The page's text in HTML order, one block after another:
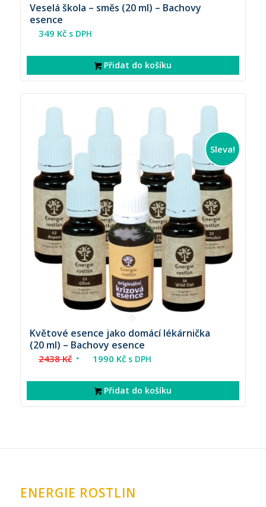
Veselá škola – směs (20 ml) – Bachovy
esence
349 Kč s DPH
Přidat do košíku
Květové esence jako domácí lékárnička
(20 ml) – Bachovy esence
2438Kč Původní
2438 Kč.
1990 KčAktuální
je:
1990 Kč.
s DPH
Sleva!
Přidat do košíku
ENERGIE ROSTLIN